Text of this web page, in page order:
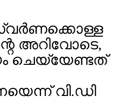
പിളരുന്നു;
പേര് തുറന്നുപറയേണ്ടി
അന്വേഷിക്കാന്‍ എസ്.പി
അറിവോടെ,
ചെയ്യേണ്ടത്
വി.ഡി